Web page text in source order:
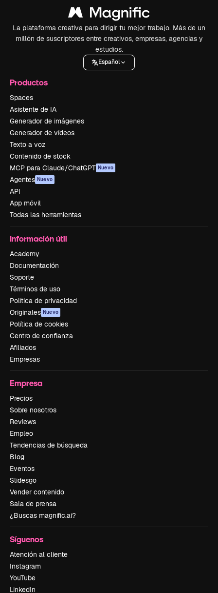
La plataforma creativa para dirigir tu mejor trabajo. Más de un
millón de suscriptores entre creativos, empresas, agencias y
estudios.
Español
Productos
Spaces
Asistente de IA
Generador de imágenes
Generador de vídeos
Texto a voz
Contenido de stock
MCP para Claude/ChatGPT Nuevo
Agentes Nuevo
API
App móvil
Todas las herramientas
Información útil
Academy
Documentación
Soporte
Términos de uso
Política de privacidad
Originales Nuevo
Política de cookies
Centro de confianza
Afiliados
Empresas
Empresa
Precios
Sobre nosotros
Reviews
Empleo
Tendencias de búsqueda
Blog
Eventos
Slidesgo
Vender contenido
Sala de prensa
¿Buscas magnific.ai?
Síguenos
Atención al cliente
Instagram
YouTube
LinkedIn